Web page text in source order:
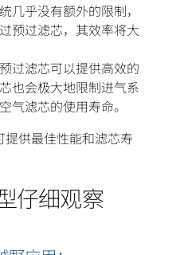
几乎没有额外的限制，
预过滤芯，其效率将大
过滤芯可以提供高效的
也会极大地限制进气系
气滤芯的使用寿命。
供最佳性能和滤芯寿
仔细观察